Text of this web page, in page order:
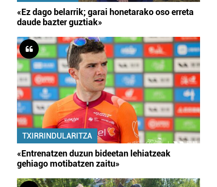
«Ez dago belarrik; garai honetarako oso erreta
daude bazter guztiak»
TXIRRINDULARITZA
«Entrenatzen duzun bideetan lehiatzeak
gehiago motibatzen zaitu»